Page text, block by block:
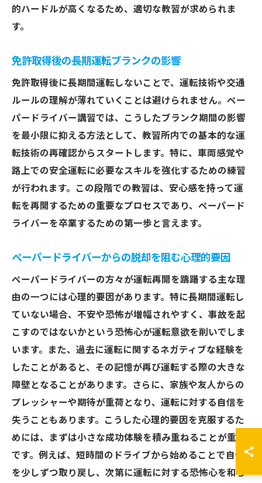
的ハードルが高くなるため、適切な教習が求められま
す。
免許取得後の長期運転ブランクの影響
免許取得後に長期間運転しないことで、運転技術や交通
ルールの理解が薄れていくことは避けられません。ペー
パードライバー講習では、こうしたブランク期間の影響
を最小限に抑える方法として、教習所内での基本的な運
転技術の再確認からスタートします。特に、車両感覚や
路上での安全運転に必要なスキルを強化するための練習
が行われます。この段階での教習は、安心感を持って運
転を再開するための重要なプロセスであり、ペーパード
ライバーを卒業するための第一歩と言えます。
ペーパードライバーからの脱却を阻む心理的要因
ペーパードライバーの方々が運転再開を躊躇する主な理
由の一つには心理的要因があります。特に長期間運転し
ていない場合、不安や恐怖が増幅されやすく、事故を起
こすのではないかという恐怖心が運転意欲を削いでしま
います。また、過去に運転に関するネガティブな経験を
したことがあると、その記憶が再び運転する際の大きな
障壁となることがあります。さらに、家族や友人からの
プレッシャーや期待が重荷となり、運転に対する自信を
失うこともあります。こうした心理的要因を克服するた
めには、まずは小さな成功体験を積み重ねることが重要
です。例えば、短時間のドライブから始めることで自信
を少しずつ取り戻し、次第に運転に対する恐怖心を和ら